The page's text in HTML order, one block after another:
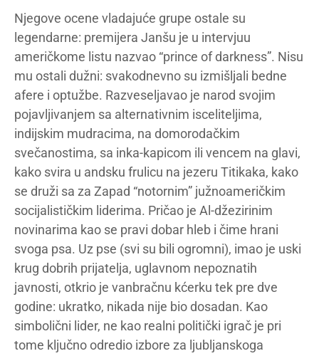
Njegove ocene vladajuće grupe ostale su
legendarne: premijera Janšu je u intervjuu
američkome listu nazvao “prince of darkness”. Nisu
mu ostali dužni: svakodnevno su izmišljali bedne
afere i optužbe. Razveseljavao je narod svojim
pojavljivanjem sa alternativnim isceliteljima,
indijskim mudracima, na domorodačkim
svečanostima, sa inka-kapicom ili vencem na glavi,
kako svira u andsku frulicu na jezeru Titikaka, kako
se druži sa za Zapad “notornim” južnoameričkim
socijalističkim liderima. Pričao je Al-džezirinim
novinarima kao se pravi dobar hleb i čime hrani
svoga psa. Uz pse (svi su bili ogromni), imao je uski
krug dobrih prijatelja, uglavnom nepoznatih
javnosti, otkrio je vanbračnu kćerku tek pre dve
godine: ukratko, nikada nije bio dosadan. Kao
simbolični lider, ne kao realni politički igrač je pri
tome ključno odredio izbore za ljubljanskoga